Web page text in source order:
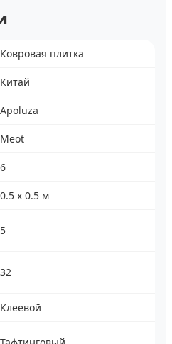
Ковровая плитка
Китай
Apoluza
Meot
6
0.5 x 0.5 м
5
32
Клеевой